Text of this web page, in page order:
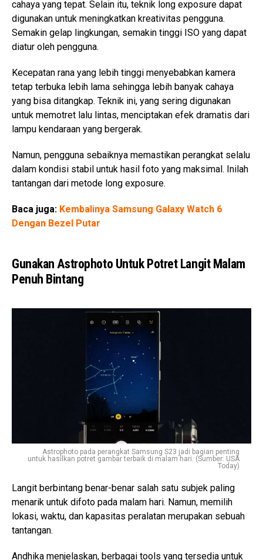
cahaya yang tepat. Selain itu, teknik long exposure dapat
digunakan untuk meningkatkan kreativitas pengguna.
Semakin gelap lingkungan, semakin tinggi ISO yang dapat
diatur oleh pengguna.
Kecepatan rana yang lebih tinggi menyebabkan kamera
tetap terbuka lebih lama sehingga lebih banyak cahaya
yang bisa ditangkap. Teknik ini, yang sering digunakan
untuk memotret lalu lintas, menciptakan efek dramatis dari
lampu kendaraan yang bergerak.
Namun, pengguna sebaiknya memastikan perangkat selalu
dalam kondisi stabil untuk hasil foto yang maksimal. Inilah
tantangan dari metode long exposure.
Baca juga: Kembalinya Samsung Galaxy Watch 6
Dengan Bezel Putar
Gunakan Astrophoto Untuk Potret Langit Malam
Penuh Bintang
Astrophoto pada perangkat Samsung S23 jadi bagian penting
untuk hasilkan potret gambar terbaik di malam hari. (Sumber: USA
Today)
Langit berbintang benar-benar salah satu subjek paling
menarik untuk difoto pada malam hari. Namun, memilih
lokasi, waktu, dan kapasitas peralatan merupakan sebuah
tantangan.
Andhika menjelaskan, berbagai tools yang tersedia untuk